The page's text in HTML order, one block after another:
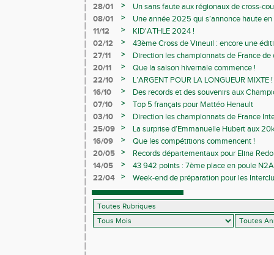
28/01
>
Un sans faute aux régionaux de cross-
08/01
>
Une année 2025 qui s’annonce haute
11/12
>
KID'ATHLE 2024 !
02/12
>
43ème Cross de Vineuil : encore une
27/11
>
Direction les championnats de France de
20/11
>
Que la saison hivernale commence !
22/10
>
L’ARGENT POUR LA LONGUEUR MIXTE !
16/10
>
Des records et des souvenirs aux
Avenirs
07/10 >
Top 5 français pour Mattéo Henault
03/10
>
Direction les championnats de France
25/09
>
La surprise d’Emmanuelle Hubert aux
16/09
>
Que les compétitions commencent !
20/05
>
Records départementaux pour Elina
14/05
>
43 942 points : 7ème place en poule
22/04
>
Week-end de préparation pour les